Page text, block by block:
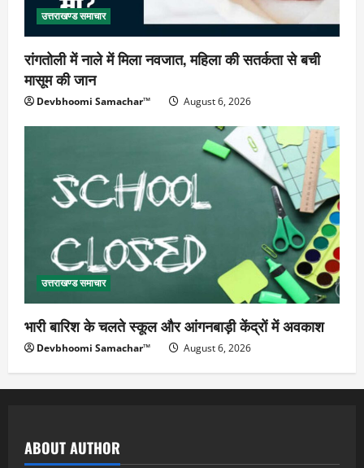
उत्तराखण्ड समाचार
रांगतोली में नाले में मिला नवजात, महिला की सतर्कता से बची
मासूम की जान
Devbhoomi Samachar™ August 6, 2026
उत्तराखण्ड समाचार
भारी बारिश के चलते स्कूल और आंगनबाड़ी केंद्रों में अवकाश
Devbhoomi Samachar™ August 6, 2026
ABOUT AUTHOR